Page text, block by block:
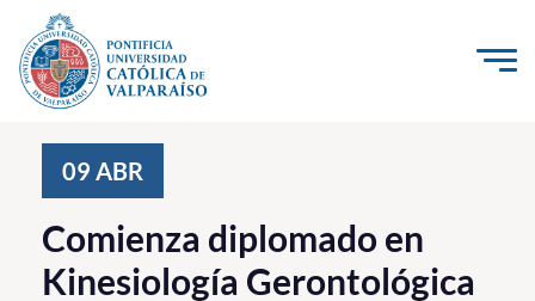
Click acá para ir directamente al contenido
Investigación, Creación e Innovación
PUCV Internacional
Vinculación con el Medio
09 ABR
Comienza diplomado en
Kinesiología Gerontológica